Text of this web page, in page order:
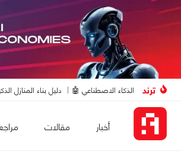
ترند الذكاء الاصطناعي 🤖 دليل بناء المنازل
أخبار مقالات